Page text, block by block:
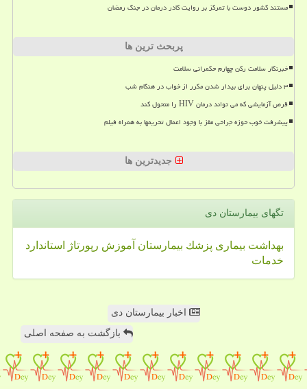
مستند کشور دوست با تمرکز بر روایت کادر درمان در جنگ رمضان
پربحث ترین ها
خبرنگار سلامت رکن چهارم حکمرانی سلامت
۳ دلیل پنهان برای بیدار شدن مکرر از خواب در هنگام شب
قرص آزمایشی که می تواند درمان HIV را متحول کند
پیشرفت خوب حوزه جراحی مغز با وجود اعمال تحریمها به همراه فیلم
جدیدترین ها
تگهای بیمارستان دی
بهداشت بیماری پزشك بیمارستان آموزش رپورتاژ
استاندارد
خدمات
اخبار بیمارستان دی
بازگشت به صفحه اصلی